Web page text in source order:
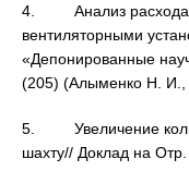
4. Анализ расхода
вентиляторными
«Депонированные
(205) (Алыменко Н. И.,
5. Увеличение
шахту// Доклад на